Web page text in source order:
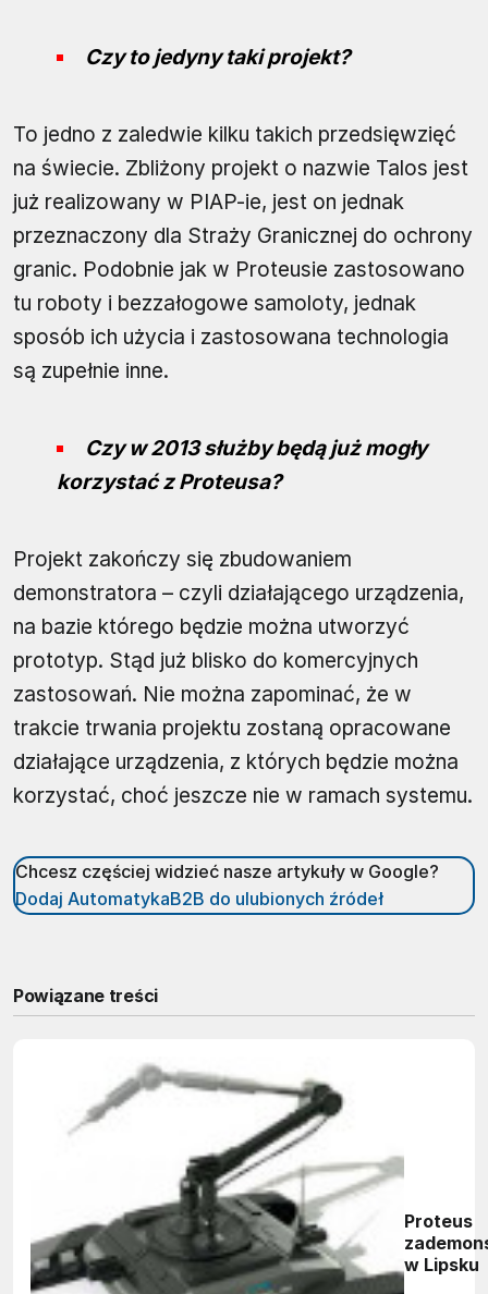
Czy to jedyny taki projekt?
To jedno z zaledwie kilku takich przedsięwzięć
na świecie. Zbliżony projekt o nazwie Talos jest
już realizowany w PIAP-ie, jest on jednak
przeznaczony dla Straży Granicznej do ochrony
granic. Podobnie jak w Proteusie zastosowano
tu roboty i bezzałogowe samoloty, jednak
sposób ich użycia i zastosowana technologia
są zupełnie inne.
Czy w 2013 służby będą już mogły
korzystać z Proteusa?
Projekt zakończy się zbudowaniem
demonstratora – czyli działającego urządzenia,
na bazie którego będzie można utworzyć
prototyp. Stąd już blisko do komercyjnych
zastosowań. Nie można zapominać, że w
trakcie trwania projektu zostaną opracowane
działające urządzenia, z których będzie można
korzystać, choć jeszcze nie w ramach systemu.
Chcesz częściej widzieć nasze artykuły w Google?
Dodaj AutomatykaB2B do ulubionych źródeł
Powiązane treści
Proteus
w Lipsku